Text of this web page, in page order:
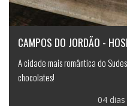
CAMPOS DO JORDÃO -
A cidade mais romântica do
chocolates!
04